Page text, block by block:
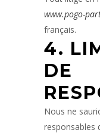
www.pogo-
français.
4.
DE
Nous ne
responsables